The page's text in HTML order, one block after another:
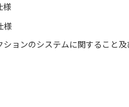
様
様
ョンのシステムに関すること